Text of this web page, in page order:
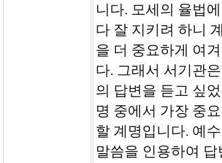
니다. 모세의 율법
다 잘 지키려 하니
을 더 중요하게 여
다. 그래서 서기관
의 답변을 듣고 싶
명 중에서 가장 중
할 계명입니다. 예
말씀을 인용하여